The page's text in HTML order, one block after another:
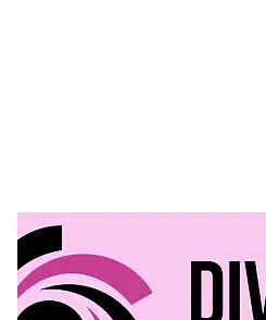
Divadelní Mlýn